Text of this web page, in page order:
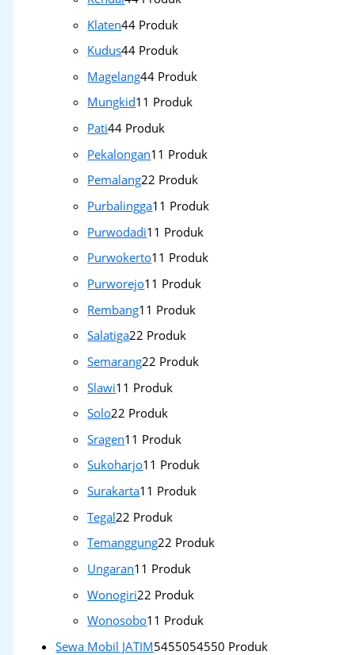
Klaten44 Produk
Kudus44 Produk
Magelang44 Produk
Mungkid1 1 Produk
Pati44 Produk
Pekalongan1 1 Produk
Pemalang22 Produk
Purbalingga1 1 Produk
Purwodadi1 1 Produk
Purwokerto1 1 Produk
Purworejo1 1 Produk
Rembang1 1 Produk
Salatiga22 Produk
Semarang22 Produk
Slawi1 1 Produk
Solo22 Produk
Sragen1 1 Produk
Sukoharjo1 1 Produk
Surakarta1 1 Produk
Tegal22 Produk
Temanggung22 Produk
Ungaran1 1 Produk
Wonogiri22 Produk
Wonosobo1 1 Produk
Sewa Mobil JATIM5455054550 Produk